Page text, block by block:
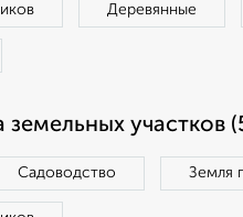
Деревянные
участков
Садоводство Земля